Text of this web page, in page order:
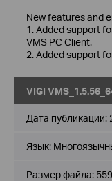
New features and
1. Added support
VMS PC Client.
2. Added support
VIGI
Дата публикации:
Язык:
Размер файла: